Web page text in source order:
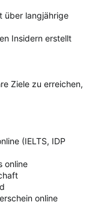
über langjährige
Insidern erstellt
Ziele zu erreichen,
(IELTS, IDP
online
online